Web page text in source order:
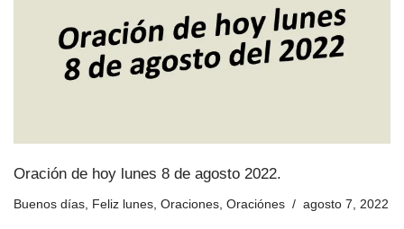
Oración de hoy lunes 8 de agosto 2022.
Buenos días Feliz lunes Oraciones Oraciónes agosto 7, 2022